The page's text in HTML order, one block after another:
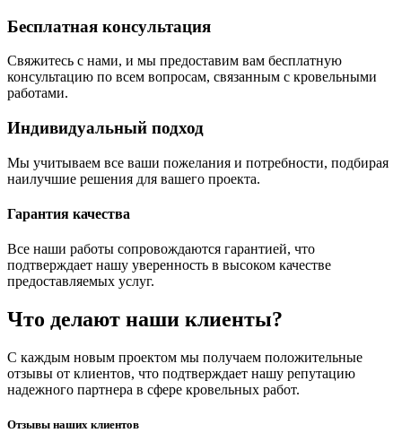
Бесплатная консультация
Свяжитесь с нами, и мы предоставим вам бесплатную
консультацию по всем вопросам, связанным с кровельными
работами.
Индивидуальный подход
Мы учитываем все ваши пожелания и потребности, подбирая
наилучшие решения для вашего проекта.
Гарантия качества
Все наши работы сопровождаются гарантией, что
подтверждает нашу уверенность в высоком качестве
предоставляемых услуг.
Что делают наши клиенты?
С каждым новым проектом мы получаем положительные
отзывы от клиентов, что подтверждает нашу репутацию
надежного партнера в сфере кровельных работ.
Отзывы наших клиентов